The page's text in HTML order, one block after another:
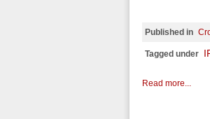
Published in
Tagged under
Read more...